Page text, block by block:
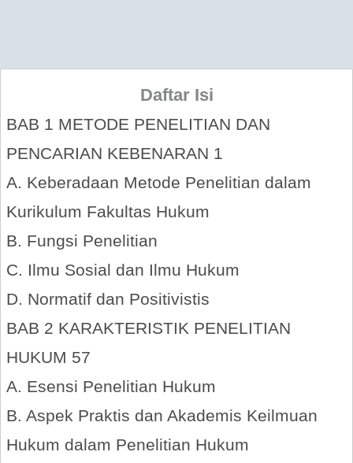
Daftar Isi
BAB 1 METODE PENELITIAN DAN
PENCARIAN KEBENARAN 1
A. Keberadaan Metode Penelitian dalam
Kurikulum Fakultas Hukum
B. Fungsi Penelitian
C. Ilmu Sosial dan Ilmu Hukum
D. Normatif dan Positivistis
BAB 2 KARAKTERISTIK PENELITIAN
HUKUM 57
A. Esensi Penelitian Hukum
B. Aspek Praktis dan Akademis Keilmuan
Hukum dalam Penelitian Hukum